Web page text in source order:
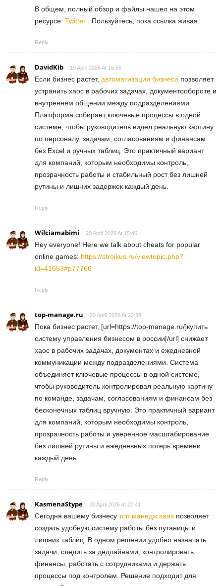
В общем, полный обзор и файлы нашел на этом
ресурсе: Twitter . Пользуйтесь, пока ссылка живая.
Reply
DavidKib 19 April 2026 At 16:55
Если бизнес растет, автоматизация бизнеса позволяет
устранить хаос в рабочих задачах, документообороте и
внутреннем общении между подразделениями.
Платформа собирает ключевые процессы в одной
системе, чтобы руководитель видел реальную картину
по персоналу, задачам, согласованиям и финансам
без Excel и ручных таблиц. Это практичный вариант
для компаний, которым необходимы контроль,
прозрачность работы и стабильный рост без лишней
рутины и лишних задержек каждый день.
Reply
Wilciamabimi 20 April 2026 At 15:46
Hey everyone! Here we talk about cheats for popular
online games: https://stroikus.ru/viewtopic.php?
id=41653#p77766
Reply
top-manage.ru 20 April 2026 At 22:38
Пока бизнес растет, [url=https://top-manage.ru/]купить
систему управления бизнесом в россии[/url] снижает
хаос в рабочих задачах, документах и ежедневной
коммуникации между подразделениями. Система
объединяет ключевые процессы в одной системе,
чтобы руководитель контролировал реальную картину
по команде, задачам, согласованиям и финансам без
бесконечных таблиц вручную. Это практичный вариант
для компаний, которым необходимы контроль,
прозрачность работы и уверенное масштабирование
без лишней рутины и ежедневных потерь времени
каждый день.
Reply
KasmenaStype 20 April 2026 At 22:41
Сегодня вашему бизнесу топ манедж saas позволяет
создать удобную систему работы без путаницы и
лишних таблиц. В одном решении удобно назначать
задачи, следить за дедлайнами, контролировать
финансы, работать с сотрудниками и держать
процессы под контролем. Решение подходит для